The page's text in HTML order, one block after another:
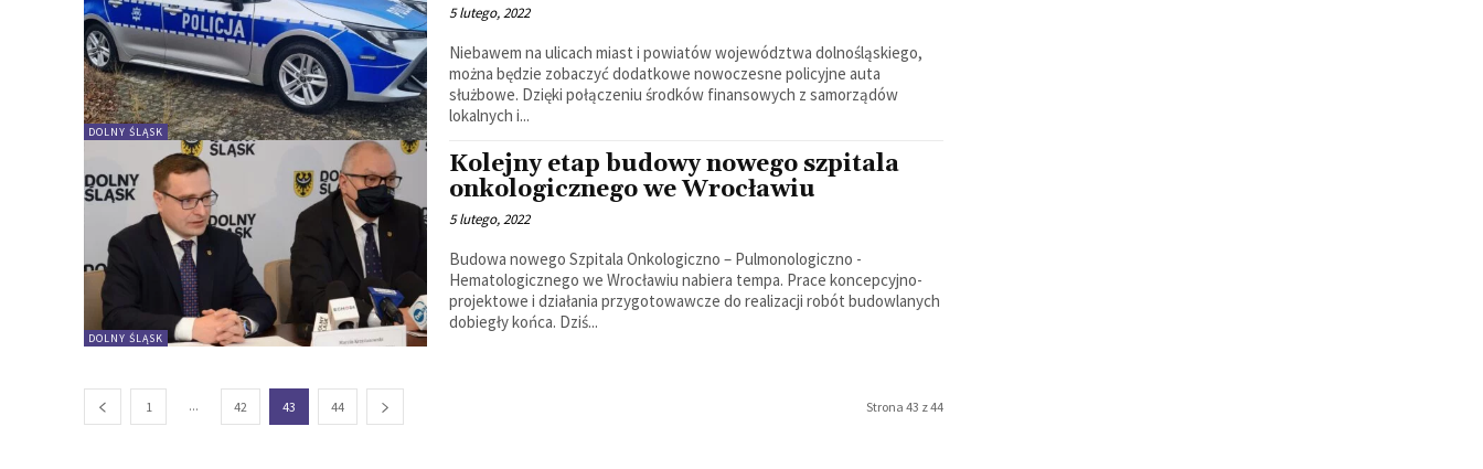
DOLNY ŚLĄSK
5 lutego, 2022
Niebawem na ulicach miast i powiatów województwa dolnośląskiego,
można będzie zobaczyć dodatkowe nowoczesne policyjne auta
służbowe. Dzięki połączeniu środków finansowych z samorządów
lokalnych i...
DOLNY ŚLĄSK
Kolejny etap budowy nowego szpitala
onkologicznego we Wrocławiu
5 lutego, 2022
Budowa nowego Szpitala Onkologiczno – Pulmonologiczno -
Hematologicznego we Wrocławiu nabiera tempa. Prace koncepcyjno-
projektowe i działania przygotowawcze do realizacji robót budowlanych
dobiegły końca. Dziś...
1 ... 42 43 44 Strona 43 z 44